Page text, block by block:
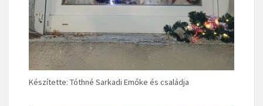
Készítette: Tóthné Sarkadi Emőke és családja